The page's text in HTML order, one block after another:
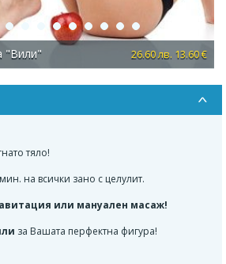
Салон за красота "Вили"
Next
тяло!
на всички зано с целулит.
или мануален масаж!
за Вашата перфектна фигура!